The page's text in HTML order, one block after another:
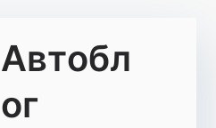
Автобл
ог